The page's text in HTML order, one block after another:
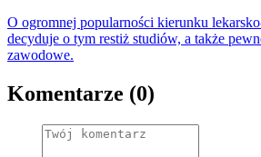
O ogromnej popularności kierunku
decyduje o tym restiż studiów, a także
zawodowe.
Komentarze (0)